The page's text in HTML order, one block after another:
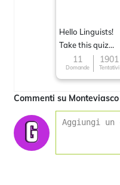
Hello Linguists!
Take this quiz
now!11
Domande
1901
Tentativi
Commenti su Monteviasco